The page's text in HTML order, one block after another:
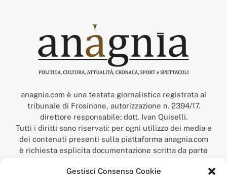
Gestisci Consenso Cookie
anagnia.com è una testata giornalistica registrata al
tribunale di Frosinone, autorizzazione n. 2394/17.
direttore responsabile: dott. Ivan Quiselli.
Tutti i diritti sono riservati: per ogni utilizzo dei media e
dei contenuti presenti sulla piattaforma anagnia.com
è richiesta esplicita documentazione scritta da parte
“Anagnia” è un marchio registrato presso l’Ufficio Italiano